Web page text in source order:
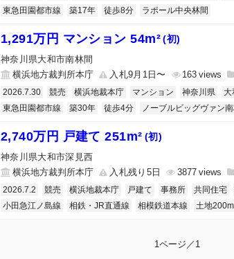
東急田園都市線
築17年 徒歩8分 ラポール中央林間
1,291万円 マンション 54m² (初)
神奈川県大和市南林間
横浜地方裁判所本庁
入札9月1日〜 163
2026.7.30 競売 横浜地裁本庁 マンション 神奈川県 大
東急田園都市線
築30年 徒歩4分 ノーブルビッグヴァン南
2,740万円 戸建て 251m² (初)
神奈川県大和市深見西
横浜地方裁判所本庁
入札残り5日 3877
2026.7.2 競売 横浜地裁本庁 戸建て 事務所 共同住宅
小田急江ノ島線
相鉄・JR直通線 相模鉄道本線 土地
1ページ／1